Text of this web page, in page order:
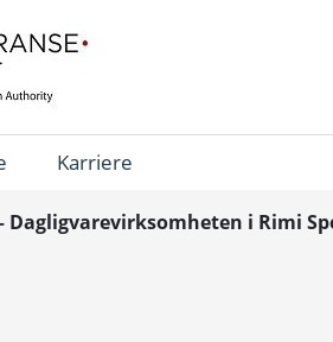
Karriere
Dagligvarevirksomheten i Rimi